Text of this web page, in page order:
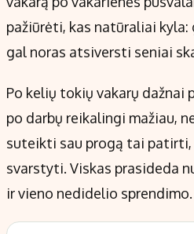
pažiūrėti, kas natūraliai
gal noras atsiversti seniai
Po kelių tokių vakarų dažnai
po darbų reikalingi mažiau,
suteikti sau progą tai
svarstyti. Viskas prasideda
ir vieno nedidelio sprendimo.